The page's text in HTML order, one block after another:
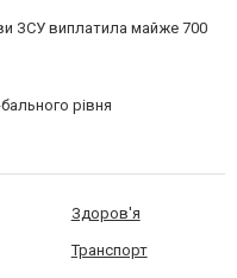
ЗСУ виплатила майже 700
рівня
Здоров'я
Транспорт